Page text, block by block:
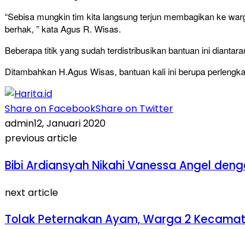
“Sebisa mungkin tim kita langsung terjun membagikan ke
berhak, ” kata Agus R. Wisas.
Beberapa titik yang sudah terdistribusikan bantuan ini
Ditambahkan H.Agus Wisas, bantuan kali ini berupa
Share on FacebookShare on Twitter
admin12, Januari 2020
previous article
Bibi Ardiansyah Nikahi Vanessa Angel
next article
Tolak Peternakan Ayam, Warga 2